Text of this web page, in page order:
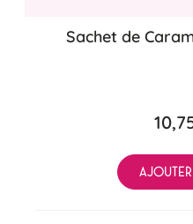
Sachet de